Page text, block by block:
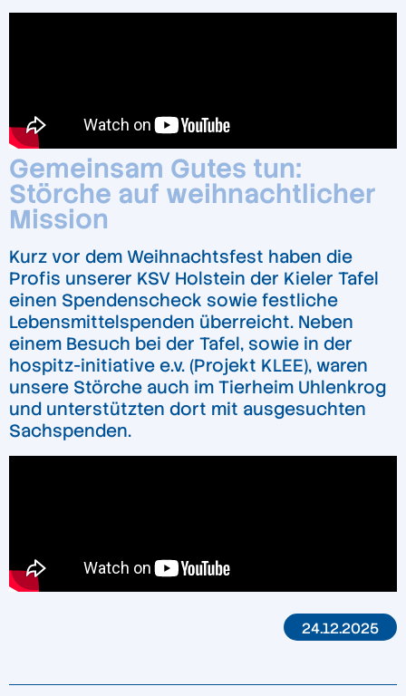
Gemeinsam Gutes tun:
Störche auf weihnachtlicher
Mission
Kurz vor dem Weihnachtsfest haben die
Profis unserer KSV Holstein der Kieler Tafel
einen Spendenscheck sowie festliche
Lebensmittelspenden überreicht. Neben
einem Besuch bei der Tafel, sowie in der
hospitz-initiative e.v. (Projekt KLEE), waren
unsere Störche auch im Tierheim Uhlenkrog
und unterstützten dort mit ausgesuchten
Sachspenden.
24.12.2025